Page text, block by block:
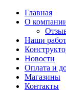
Главная
О
Наши
Новости
Оплата и
Магазины
Контакты